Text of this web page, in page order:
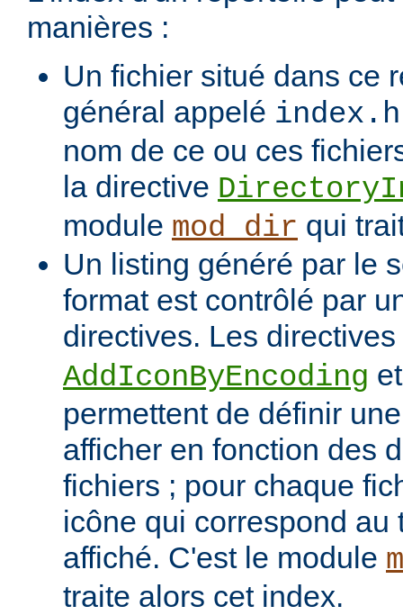
manières :
Un fichier situé dans ce
général appelé
nom de ce ou ces
la directive
module mod_dir qui
Un listing généré par le
format est contrôlé par
directives. Les directives
AddIconByEncoding
permettent de définir
afficher en fonction des
fichiers ; pour chaque
icône qui correspond au
affiché. C'est le module
traite alors cet index.